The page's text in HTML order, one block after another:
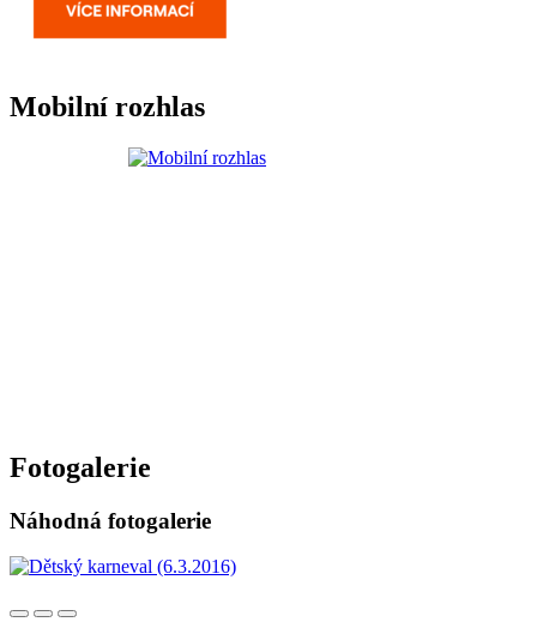
Mobilní rozhlas
Fotogalerie
Náhodná fotogalerie